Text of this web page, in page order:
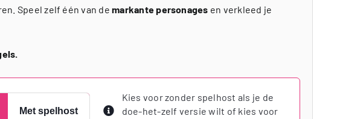
Speel zelf één van demarkante personages en verkleed je
Met spelhost
Kies voor zonder spelhost als je de
doe-het-zelf versie wilt of kies voor